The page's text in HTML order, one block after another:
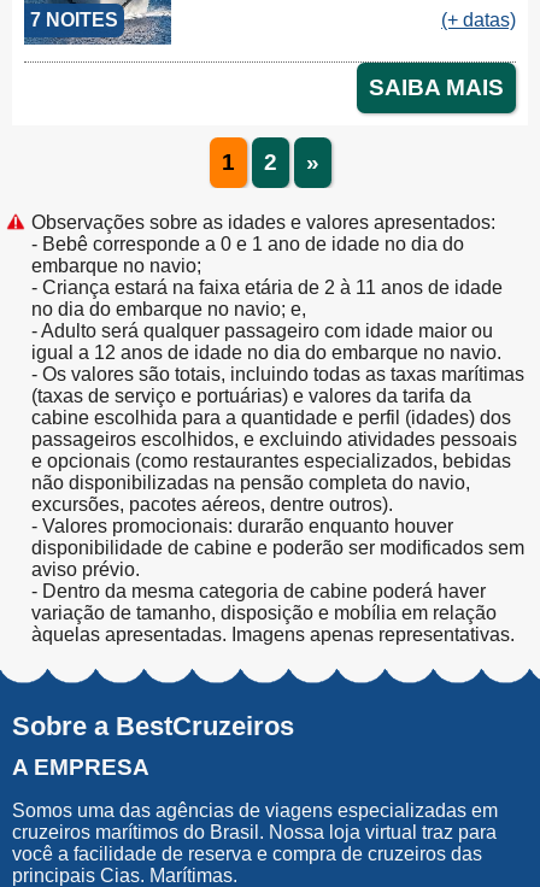
7 NOITES
(+ datas)
SAIBA MAIS
1 2 »
Observações sobre as idades e valores apresentados:
- Bebê corresponde a 0 e 1 ano de idade no dia do
embarque no navio;
- Criança estará na faixa etária de 2 à 11 anos de idade
no dia do embarque no navio; e,
- Adulto será qualquer passageiro com idade maior ou
igual a 12 anos de idade no dia do embarque no navio.
- Os valores são totais, incluindo todas as taxas marítimas
(taxas de serviço e portuárias) e valores da tarifa da
cabine escolhida para a quantidade e perfil (idades) dos
passageiros escolhidos, e excluindo atividades pessoais
e opcionais (como restaurantes especializados, bebidas
não disponibilizadas na pensão completa do navio,
excursões, pacotes aéreos, dentre outros).
- Valores promocionais: durarão enquanto houver
disponibilidade de cabine e poderão ser modificados sem
aviso prévio.
- Dentro da mesma categoria de cabine poderá haver
variação de tamanho, disposição e mobília em relação
àquelas apresentadas. Imagens apenas representativas.
Sobre a BestCruzeiros
A EMPRESA
Somos uma das agências de viagens especializadas em
cruzeiros marítimos do Brasil. Nossa loja virtual traz para
você a facilidade de reserva e compra de cruzeiros das
principais Cias. Marítimas.